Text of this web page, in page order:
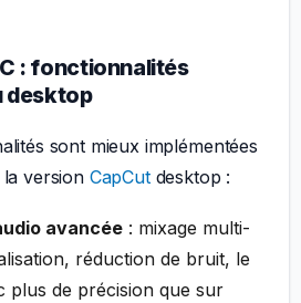
: fonctionnalités
desktop
sont mieux implémentées
version CapCutdesktop :
avancée: mixage multi-
réduction de bruit, le
plus de précision que sur